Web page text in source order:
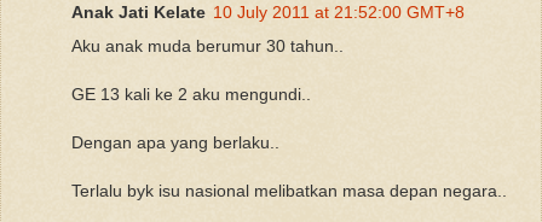
Anak Jati Kelate 10 July 2011 at 21:52:00 GMT+8
Aku anak muda berumur 30 tahun..
GE 13 kali ke 2 aku mengundi..
Dengan apa yang berlaku..
Terlalu byk isu nasional melibatkan masa depan negara..